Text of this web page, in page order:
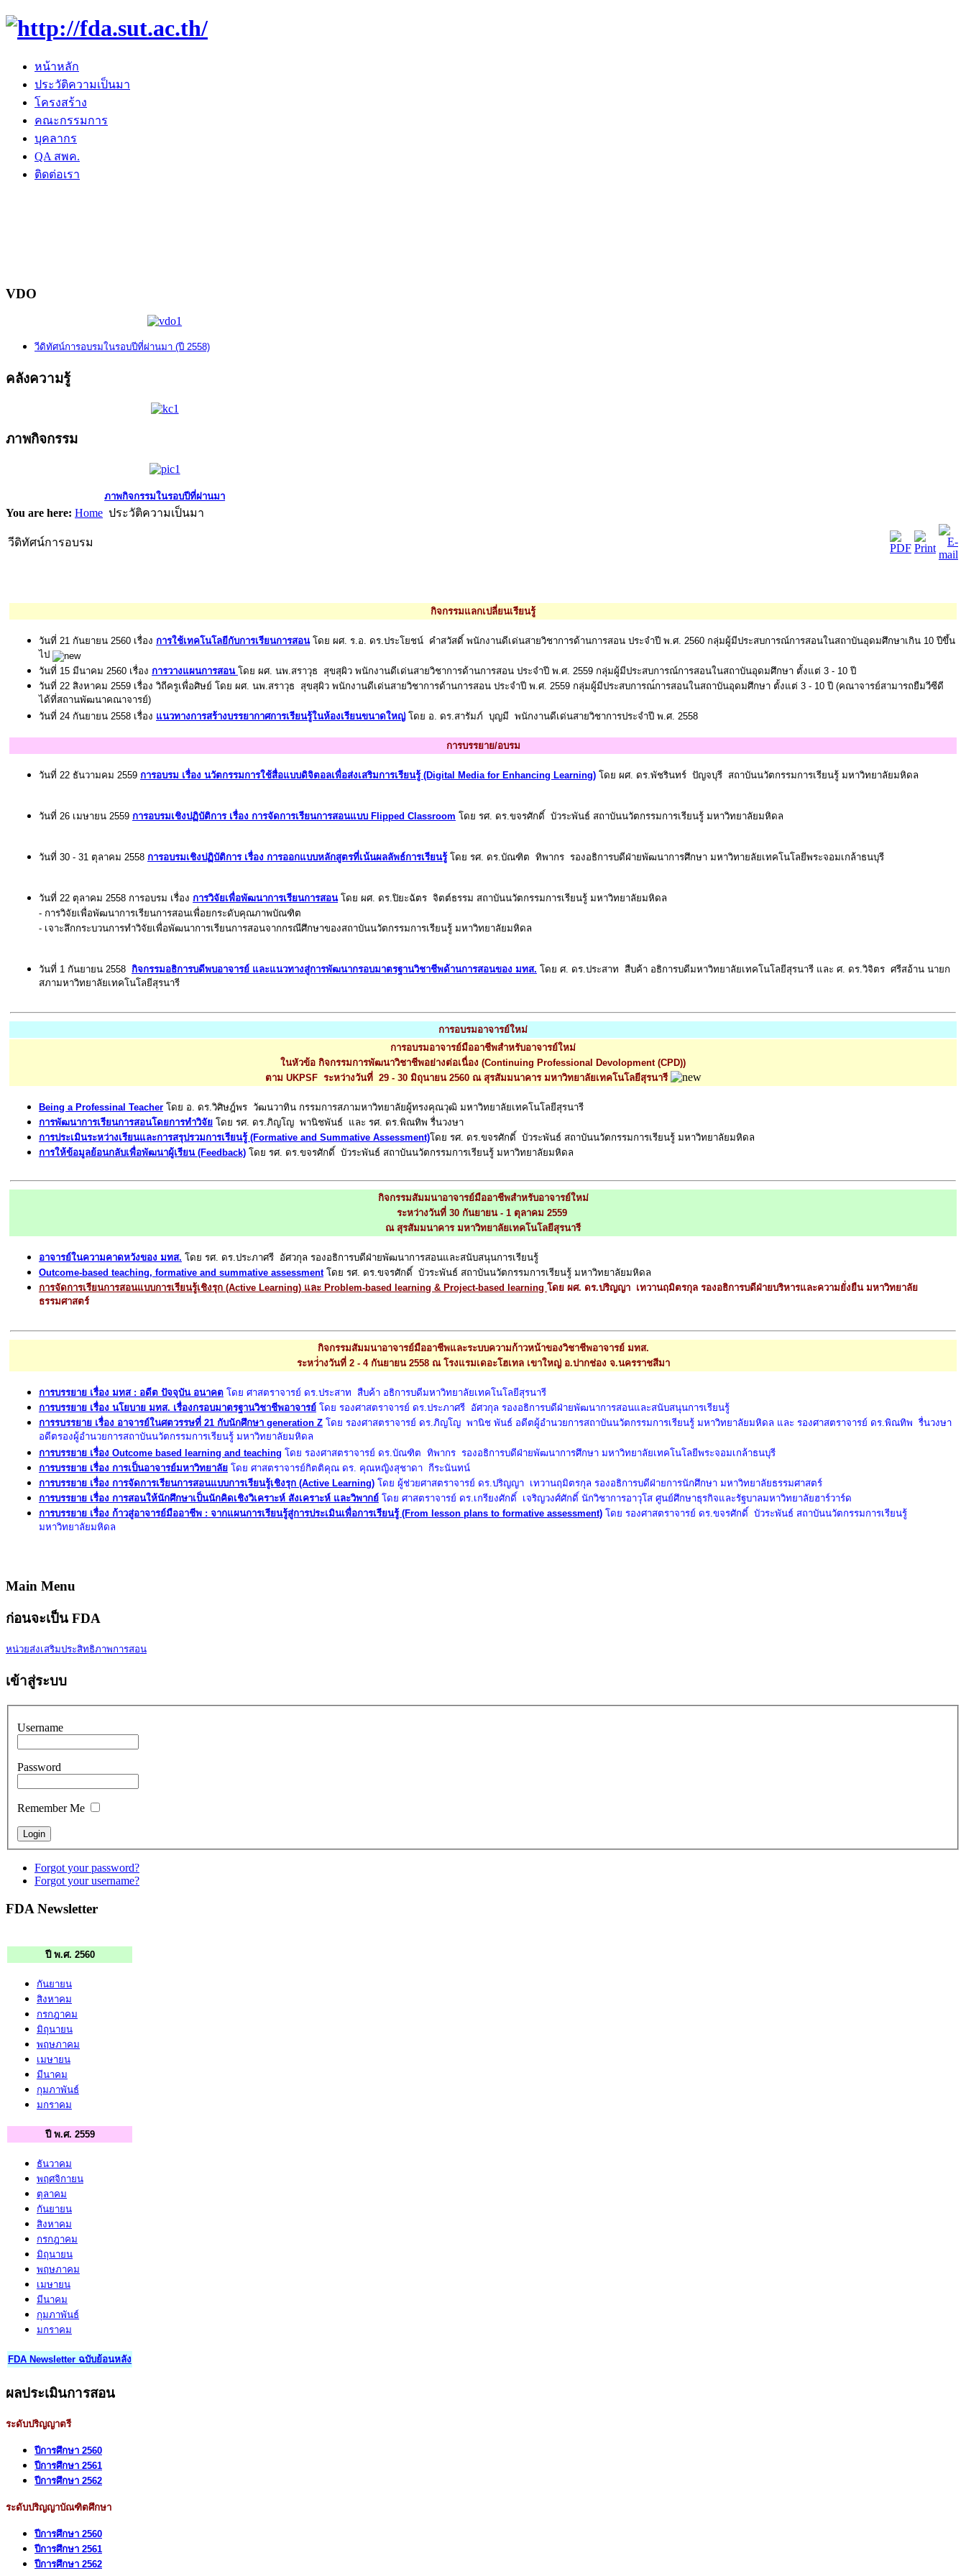
หน้าหลัก
ประวัติความเป็นมา
โครงสร้าง
คณะกรรมการ
บุคลากร
QA สพค.
ติดต่อเรา
VDO
วีดิทัศน์การอบรมในรอบปีที่ผ่านมา (ปี 2558)
คลังความรู้
ภาพกิจกรรม
ภาพกิจกรรมในรอบปีที่ผ่านมา
You are here: Home ประวัติความเป็นมา
วีดิทัศน์การอบรม
กิจกรรมแลกเปลี่ยนเรียนรู้
วันที่ 21 กันยายน 2560 เรื่อง การใช้เทคโนโลยีกับการเรียนการสอนโดย ผศ. ร.อ. ดร.ประโยชน์ คำสวัสดิ์ พนักงานดีเด่นสายวิชาการด้านการสอน ประจำปี พ.ศ. 2560 กลุ่มผู้มีประสบการณ์การสอนในสถาบันอุดมศึกษาเกิน 10 ปีขึ้น
ไป
วันที่ 15 มีนาคม 2560 เรื่อง การวางแผนการสอน โดย ผศ. นพ.สราวุธ สุขสุผิว พนักงานดีเด่นสายวิชาการด้านการสอน ประจำปี พ.ศ. 2559 กลุ่มผู้มีประสบการณ์การสอนในสถาบันอุดมศึกษา ตั้งแต่ 3 - 10 ปี
วันที่ 22 สิงหาคม 2559 เรื่อง วิถีครูเพื่อศิษย์ โดย ผศ. นพ.สราวุธ สุขสุผิว พนักงานดีเด่นสายวิชาการด้านการสอน ประจำปี พ.ศ. 2559 กลุ่มผู้มีประสบการณ์การสอนในสถาบันอุดมศึกษา ตั้งแต่ 3 - 10 ปี (คณาจารย์สามารถยืมวีซีดี
ได้ที่สถานพัฒนาคณาจารย์)
วันที่ 24 กันยายน 2558 เรื่อง แนวทางการสร้างบรรยากาศการเรียนรู้ในห้องเรียนขนาดใหญ่โดย อ. ดร.สารัมภ์ บุญมี พนักงานดีเด่นสายวิชาการประจำปี พ.ศ. 2558
การบรรยาย/อบรม
วันที่ 22 ธันวามคม 2559 การอบรม เรื่อง นวัตกรรมการใช้สื่อแบบดิจิตอลเพื่อส่งเสริมการเรียนรู้ (Digital Media for Enhancing Learning) โดย ผศ. ดร.พัชรินทร์ ปัญจบุรี สถาบันนวัตกรรมการเรียนรู้ มหาวิทยาลัยมหิดล
วันที่ 26 เมษายน 2559 การอบรมเชิงปฏิบัติการ เรื่อง การจัดการเรียนการสอนแบบ Flipped Classroom โดย รศ. ดร.ขจรศักดิ์ บัวระพันธ์ สถาบันนวัตกรรมการเรียนรู้ มหาวิทยาลัยมหิดล
วันที่ 30 - 31 ตุลาคม 2558 การอบรมเชิงปฏิบัติการ เรื่อง การออกแบบหลักสูตรที่เน้นผลลัพธ์การเรียนรู้โดย รศ. ดร.บัณฑิต ทิพากร รองอธิการบดีฝ่ายพัฒนาการศึกษา มหาวิทายลัยเทคโนโลยีพระจอมเกล้าธนบุรี
วันที่ 22 ตุลาคม 2558 การอบรม เรื่อง การวิจัยเพื่อพัฒนาการเรียนการสอนโดย ผศ. ดร.ปิยะฉัตร จิตต์ธรรม สถาบันนวัตกรรมการเรียนรู้ มหาวิทยาลัยมหิดล
- การวิจัยเพื่อพัฒนาการเรียนการสอนเพื่อยกระดับคุณภาพบัณฑิต
- เจาะลึกกระบวนการทำวิจัยเพื่อพัฒนาการเรียนการสอนจากกรณีศึกษาของสถาบันนวัตกรรมการเรียนรู้ มหาวิทยาลัยมหิดล
วันที่ 1 กันยายน 2558 กิจกรรมอธิการบดีพบอาจารย์ และแนวทางสู่การพัฒนากรอบมาตรฐานวิชาชีพด้านการสอนของ มทส. โดย ศ. ดร.ประสาท สืบค้า อธิการบดีมหาวิทยาลัยเทคโนโลยีสุรนารี และ ศ. ดร.วิจิตร ศรีสอ้าน นายก
สภามหาวิทยาลัยเทคโนโลยีสุรนารี
การอบรมอาจารย์ใหม่
การอบรมอาจารย์มืออาชีพสำหรับอาจารย์ใหม่
ในหัวข้อ กิจกรรมการพัฒนาวิชาชีพอย่างต่อเนื่อง (Continuing Professional Devolopment (CPD))
ตาม UKPSF ระหว่างวันที่ 29 - 30 มิถุนายน 2560 ณ สุรสัมมนาคาร มหาวิทยาลัยเทคโนโลยีสุรนารี
Being a Professinal Teacher โดย อ. ดร.วิศิษฎ์พร วัฒนวาทิน กรรมการสภามหาวิทยาลัยผู้ทรงคุณวุฒิ มหาวิทยาลัยเทคโนโลยีสุรนารี
การพัฒนาการเรียนการสอนโดยการทำวิจัย โดย รศ. ดร.ภิญโญ พานิชพันธ์ และ รศ. ดร.พิณทิพ รื่นวงษา
การประเมินระหว่างเรียนและการสรุปรวมการเรียนรู้ (Formative and Summative Assessment)โดย รศ. ดร.ขจรศักดิ์ บัวระพันธ์ สถาบันนวัตกรรมการเรียนรู้ มหาวิทยาลัยมหิดล
การให้ข้อมูลย้อนกลับเพื่อพัฒนาผู้เรียน (Feedback) โดย รศ. ดร.ขจรศักดิ์ บัวระพันธ์ สถาบันนวัตกรรมการเรียนรู้ มหาวิทยาลัยมหิดล
กิจกรรมสัมมนาอาจารย์มืออาชีพสำหรับอาจารย์ใหม่
ระหว่างวันที่ 30 กันยายน - 1 ตุลาคม 2559
ณ สุรสัมมนาคาร มหาวิทยาลัยเทคโนโลยีสุรนารี
อาจารย์ในความคาดหวังของ มทส. โดย รศ. ดร.ประภาศรี อัศวกุล รองอธิการบดีฝ่ายพัฒนาการสอนและสนับสนุนการเรียนรู้
Outcome-based teaching, formative and summative assessment โดย รศ. ดร.ขจรศักดิ์ บัวระพันธ์ สถาบันนวัตกรรมการเรียนรู้ มหาวิทยาลัยมหิดล
การจัดการเรียนการสอนแบบการเรียนรู้เชิงรุก (Active Learning) และ Problem-based learning & Project-based learning โดย ผศ. ดร.ปริญญา เทวานฤมิตรกุล รองอธิการบดีฝ่ายบริหารและความยั่งยืน มหาวิทยาลัย
ธรรมศาสตร์
กิจกรรมสัมมนาอาจารย์มืออาชีพและระบบความก้าวหน้าของวิชาชีพอาจารย์ มทส.
ระหว่่างวันที่ 2 - 4 กันยายน 2558 ณ โรงแรมเดอะโฮเทล เขาใหญ่ อ.ปากช่อง จ.นครราชสีมา
การบรรยาย เรื่อง มทส : อดีต ปัจจุบัน อนาคต โดย ศาสตราจารย์ ดร.ประสาท สืบค้า อธิการบดีมหาวิทยาลัยเทคโนโลยีสุรนารี
การบรรยาย เรื่อง นโยบาย มทส. เรื่องกรอบมาตรฐานวิชาชีพอาจารย์ โดย รองศาสตราจารย์ ดร.ประภาศรี อัศวกุล รองอธิการบดีฝ่ายพัฒนาการสอนและสนับสนุนการเรียนรู้
การรบรรยาย เรื่อง อาจารย์ในศตวรรษที่ 21 กับนักศึกษา generation Z โดย รองศาสตราจารย์ ดร.ภิญโญ พานิช พันธ์ อดีตผู้อำนวยการสถาบันนวัตกรรมการเรียนรู้ มหาวิทยาลัยมหิดล และ รองศาสตราจารย์ ดร.พิณทิพ รื่นวงษา
อดีตรองผู้อำนวยการสถาบันนวัตกรรมการเรียนรู้ มหาวิทยาลัยมหิดล
การบรรยาย เรื่อง Outcome based learning and teaching โดย รองศาสตราจารย์ ดร.บัณฑิต ทิพากร รองอธิการบดีฝ่ายพัฒนาการศึกษา มหาวิทยาลัยเทคโนโลยีพระจอมเกล้าธนบุรี
การบรรยาย เรื่อง การเป็นอาจารย์มหาวิทยาลัย โดย ศาสตราจารย์กิตติคุณ ดร. คุณหญิงสุชาดา กีระนันทน์
การบรรยาย เรื่อง การจัดการเรียนการสอนแบบการเรียนรู้เชิงรุก (Active Learning) โดย ผู้ช่วยศาสตราจารย์ ดร.ปริญญา เทวานฤมิตรกุล รองอธิการบดีฝ่ายการนักศึกษา มหาวิทยาลัยธรรมศาสตร์
การบรรยาย เรื่อง การสอนให้นักศึกษาเป็นนักคิดเชิงวิเคราะห์ สังเคราะห์ และวิพากย์ โดย ศาสตราจารย์ ดร.เกรียงศักดิ์ เจริญวงศ์ศักดิ์ นักวิชาการอาวุโส ศูนย์ศึกษาธุรกิจและรัฐบาลมหาวิทยาลัยฮาร์วาร์ด
การบรรยาย เรื่อง ก้าวสู่อาจารย์มืออาชีพ : จากแผนการเรียนรู้สู่การประเมินเพื่อการเรียนรู้ (From lesson plans to formative assessment) โดย รองศาสตราจารย์ ดร.ขจรศักดิ์ บัวระพันธ์ สถาบันนวัตกรรมการเรียนรู้
มหาวิทยาลัยมหิดล
Main Menu
ก่อนจะเป็น FDA
หน่วยส่งเสริมประสิทธิภาพการสอน
เข้าสู่ระบบ
Username
Password
Remember Me
Forgot your password?
Forgot your username?
FDA Newsletter
ปี พ.ศ. 2560
กันยายน
สิงหาคม
กรกฎาคม
มิถุนายน
พฤษภาคม
เมษายน
มีนาคม
กุมภาพันธ์
มกราคม
ปี พ.ศ. 2559
ธันวาคม
พฤศจิกายน
ตุลาคม
กันยายน
สิงหาคม
กรกฎาคม
มิถุนายน
พฤษภาคม
เมษายน
มีนาคม
กุมภาพันธ์
มกราคม
FDA Newsletter ฉบับย้อนหลัง
ผลประเมินการสอน
ระดับปริญญาตรี
ปีการศึกษา 2560
ปีการศึกษา 2561
ปีการศึกษา 2562
ระดับปริญญาบัณฑิตศึกษา
ปีการศึกษา 2560
ปีการศึกษา 2561
ปีการศึกษา 2562